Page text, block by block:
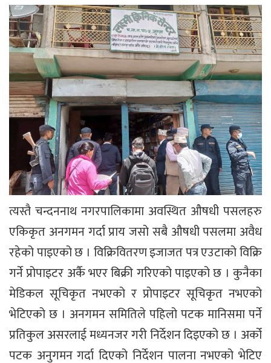
त्यस्तै चन्दननाथ नगरपालिकामा अवस्थित औषधी पसलहरु
एकिकृत अनगमन गर्दा प्राय जसो सबै औषधी पसलमा अवैध
रहेको पाइएको छ । विक्रिवितरण इजाजत पत्र एउटाको विक्रि
गर्ने प्रोपाइटर अर्कै भएर बिक्री गरिएको पाइएको छ । कुनैका
मेडिकल सूचिकृत नभएको र प्रोपाइटर सूचिकृत नभएको
भेटिएको छ । अनगमन समितिले पहिलो पटक मानिसमा पर्ने
प्रतिकुल असरलाई मध्यनजर गरी निर्देशन दिइएको छ । अर्को
पटक अनुगमन गर्दा दिएको निर्देशन पालना नभएको भेटिए